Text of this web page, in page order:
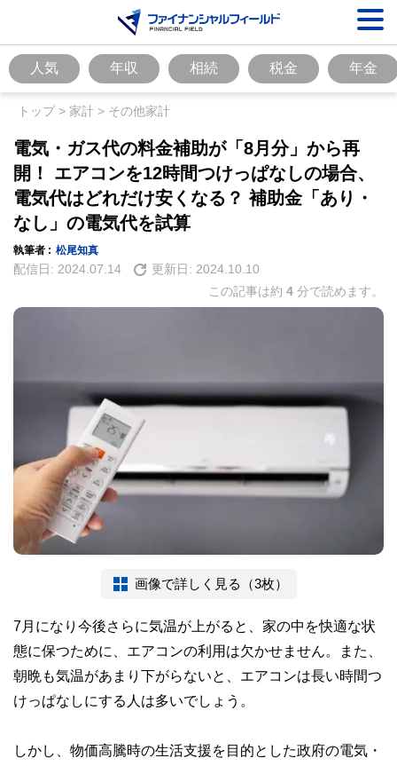
人気 年収 相続 税金 年金
トップ> 家計 > その他家計
電気・ガス代の料金補助が「8月分」から再
開！ エアコンを12時間つけっぱなしの場合、
電気代はどれだけ安くなる？ 補助金「あり・
なし」の電気代を試算
執筆者 : 松尾知真
配信日: 2024.07.14 更新日: 2024.10.10
この記事は約 4 分で読めます。
画像で詳しく見る（3枚）
7月になり今後さらに気温が上がると、家の中を快適な状
態に保つために、エアコンの利用は欠かせません。また、
朝晩も気温があまり下がらないと、エアコンは長い時間つ
けっぱなしにする人は多いでしょう。
しかし、物価高騰時の生活支援を目的とした政府の電気・